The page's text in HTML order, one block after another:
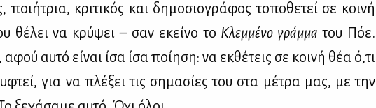
ποι­ή­τρια, κρι­τι­κός και δη­μο­σιο­γρά­φος το­πο­θε­τεί σε κοι­νή
θέ­λει να κρύ­ψει – σαν εκεί­νο το Κλεμ­μέ­νο γράμ­μα του Πόε.
αυ­τό εί­ναι ίσα ίσα ποί­η­ση: να εκ­θέ­τεις σε κοι­νή θέα ό,τι
για να πλέ­ξει τις ση­μα­σί­ες του στα μέ­τρα μας, με την